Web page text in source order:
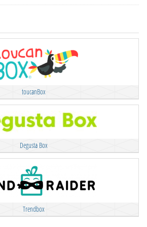
toucanBox
Degusta Box
Trendbox